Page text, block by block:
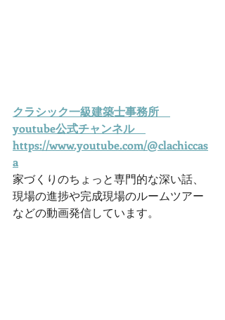
クラシック一級建築士事務所
youtube公式チャンネル
https://www.youtube.com/@clachiccas
a
家づくりのちょっと専門的な深い話、
現場の進捗や完成現場のルームツアー
などの動画発信しています。